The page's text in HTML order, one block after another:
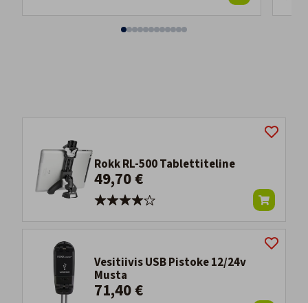
Rokk RL-500 Tablettiteline
49,70 €
Vesitiivis USB Pistoke 12/24v
Musta
71,40 €